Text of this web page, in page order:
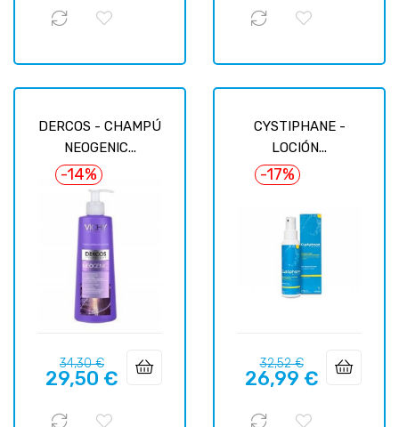
DERCOS - CHAMPÚ
NEOGENIC...
-14%
Precio
regular
34,30 €Precio
29,50 €
CYSTIPHANE -
LOCIÓN...
-17%
Precio
regular
32,52 €Precio
26,99 €